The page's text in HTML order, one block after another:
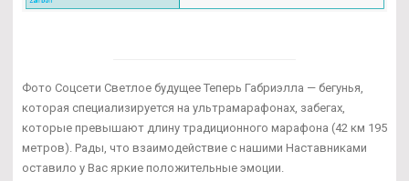
Фото Соцсети Светлое будущее Теперь Габриэлла — бегунья,
которая специализируется на ультрамарафонах, забегах,
которые превышают длину традиционного марафона (42 км 195
метров). Рады, что взаимодействие с нашими Наставниками
оставило у Вас яркие положительные эмоции.